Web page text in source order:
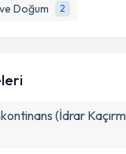
Doğum
2
işlenmesine ilişkin
ve kişisel
(İdrar